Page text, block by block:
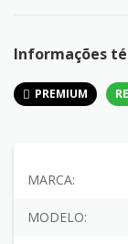
Informações
PREMIUM
MARCA:
MODELO: